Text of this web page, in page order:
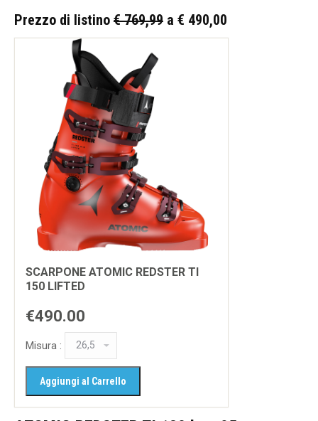
Prezzo di listino € 769,99 a € 490,00
SCARPONE ATOMIC REDSTER TI
150 LIFTED
€490.00
Misura :